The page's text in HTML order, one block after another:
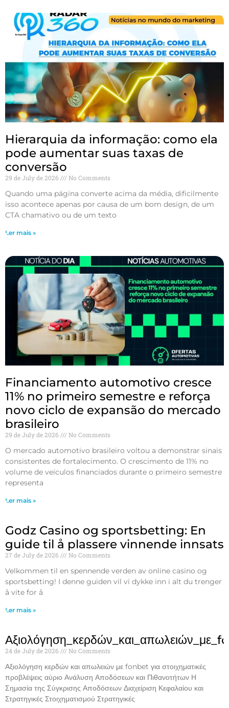
Hierarquia da informação: como ela
pode aumentar suas taxas de
conversão
29 de July de 2026 No Comments
Quando uma página converte acima da média, dificilmente
isso acontece apenas por causa de um bom design, de um
CTA chamativo ou de um texto
Ler mais »
Financiamento automotivo cresce
11% no primeiro semestre e reforça
novo ciclo de expansão do mercado
brasileiro
29 de July de 2026 No Comments
O mercado automotivo brasileiro voltou a demonstrar sinais
consistentes de fortalecimento. O crescimento de 11% no
volume de veículos financiados durante o primeiro semestre
representa
Ler mais »
Godz Casino og sportsbetting: En
guide til å plassere vinnende innsats
27 de July de 2026 No Comments
Velkommen til en spennende verden av online casino og
sportsbetting! I denne guiden vil vi dykke inn i alt du trenger
å vite for å
Ler mais »
24 de July de 2026 No Comments
Αξιολόγηση κερδών και απωλειών με fonbet για στοιχηματικές
προβλέψεις αύριο Ανάλυση Αποδόσεων και Πιθανοτήτων Η
Σημασία της Σύγκρισης Αποδόσεων Διαχείριση Κεφαλαίου και
Στρατηγικές Στοιχηματισμού Στρατηγικές